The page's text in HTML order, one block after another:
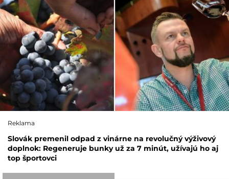
Reklama
Slovák premenil odpad z vinárne na revolučný výživový
doplnok: Regeneruje bunky už za 7 minút, užívajú ho aj
top športovci